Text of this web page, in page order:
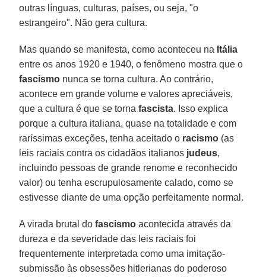
outras línguas, culturas, países, ou seja, "o
estrangeiro". Não gera cultura.
Mas quando se manifesta, como aconteceu na Itália
entre os anos 1920 e 1940, o fenômeno mostra que o
fascismo nunca se torna cultura. Ao contrário,
acontece em grande volume e valores apreciáveis,
que a cultura é que se tornafascista. Isso explica
porque a cultura italiana, quase na totalidade e com
raríssimas exceções, tenha aceitado o racismo (as
leis raciais contra os cidadãos italianos judeus,
incluindo pessoas de grande renome e reconhecido
valor) ou tenha escrupulosamente calado, como se
estivesse diante de uma opção perfeitamente normal.
A virada brutal dofascismo acontecida através da
dureza e da severidade das leis raciais foi
frequentemente interpretada como uma imitação-
submissão às obsessões hitlerianas do poderoso